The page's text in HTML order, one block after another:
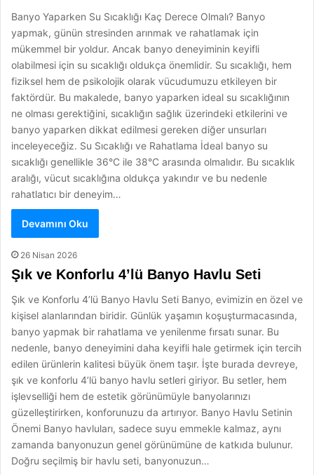
Banyo Yaparken Su Sıcaklığı Kaç Derece Olmalı? Banyo
yapmak, günün stresinden arınmak ve rahatlamak için
mükemmel bir yoldur. Ancak banyo deneyiminin keyifli
olabilmesi için su sıcaklığı oldukça önemlidir. Su sıcaklığı, hem
fiziksel hem de psikolojik olarak vücudumuzu etkileyen bir
faktördür. Bu makalede, banyo yaparken ideal su sıcaklığının
ne olması gerektiğini, sıcaklığın sağlık üzerindeki etkilerini ve
banyo yaparken dikkat edilmesi gereken diğer unsurları
inceleyeceğiz. Su Sıcaklığı ve Rahatlama İdeal banyo su
sıcaklığı genellikle 36°C ile 38°C arasında olmalıdır. Bu sıcaklık
aralığı, vücut sıcaklığına oldukça yakındır ve bu nedenle
rahatlatıcı bir deneyim…
Devamını Oku
26 Nisan 2026
Şık ve Konforlu 4’lü Banyo Havlu Seti
Şık ve Konforlu 4’lü Banyo Havlu Seti Banyo, evimizin en özel ve
kişisel alanlarından biridir. Günlük yaşamın koşuşturmacasında,
banyo yapmak bir rahatlama ve yenilenme fırsatı sunar. Bu
nedenle, banyo deneyimini daha keyifli hale getirmek için tercih
edilen ürünlerin kalitesi büyük önem taşır. İşte burada devreye,
şık ve konforlu 4’lü banyo havlu setleri giriyor. Bu setler, hem
işlevselliği hem de estetik görünümüyle banyolarınızı
güzelleştirirken, konforunuzu da artırıyor. Banyo Havlu Setinin
Önemi Banyo havluları, sadece suyu emmekle kalmaz, aynı
zamanda banyonuzun genel görünümüne de katkıda bulunur.
Doğru seçilmiş bir havlu seti, banyonuzun…